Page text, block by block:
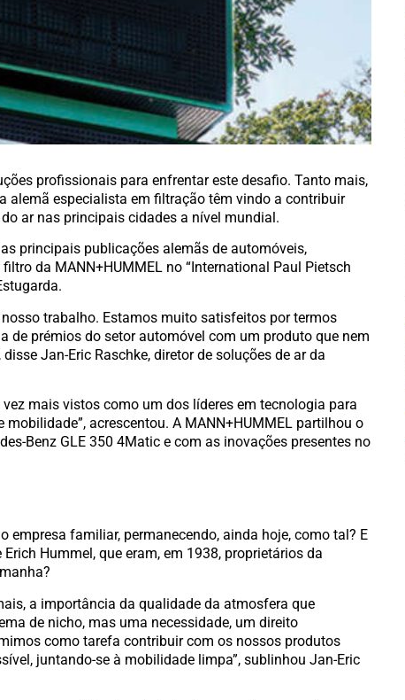
profissionais para enfrentar este desafio. Tanto mais,
alemã especialista em filtração têm vindo a contribuir
ar nas principais cidades a nível mundial.
principais publicações alemãs de automóveis,
da MANN+HUMMEL no “International Paul Pietsch
trabalho. Estamos muito satisfeitos por termos
de prémios do setor automóvel com um produto que nem
Jan-Eric Raschke, diretor de soluções de ar da
mais vistos como um dos líderes em tecnologia para
acrescentou. A MANN+HUMMEL partilhou o
Benz GLE 350 4Matic e com as inovações presentes no
empresa familiar, permanecendo, ainda hoje, como tal? E
Hummel, que eram, em 1938, proprietários da
a importância da qualidade da atmosfera que
de nicho, mas uma necessidade, um direito
como tarefa contribuir com os nossos produtos
juntando-se à mobilidade limpa”, sublinhou Jan-Eric